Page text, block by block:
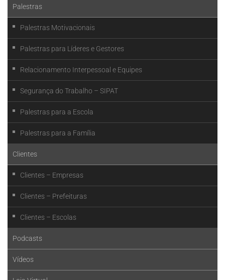
Palestras
Palestras Motivacionais
Palestras para Líderes e Gestores
Relacionamento Interpessoal e Equipes
Segurança do Trabalho – SIPAT
Palestras para a Escola
Palestras para a Família
Clientes
Clientes – Empresas
Clientes – Prefeituras
Clientes – Escolas
Podcasts
Vídeos